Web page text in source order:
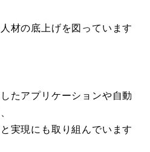
材の底上げを図っています
たアプリケーションや自動
実現にも取り組んでいます